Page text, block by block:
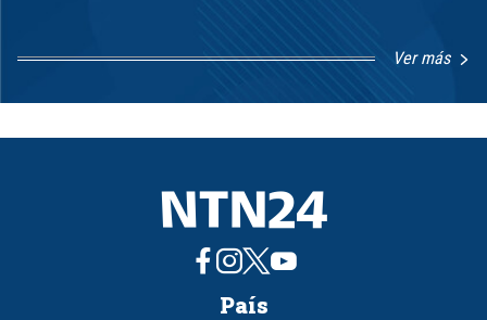
Ver más
1
8
País